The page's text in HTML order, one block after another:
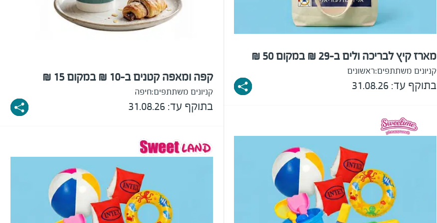
מארז קיץ לבריכה ולים ב-29 ₪ במקום 50 ₪
קניונים משתתפים:ראשונים
בתוקף עד: 31.08.26
קפה ומאפה קטנים ב-10 ₪ במקום 15 ₪
קניונים משתתפים:חיפה
בתוקף עד: 31.08.26